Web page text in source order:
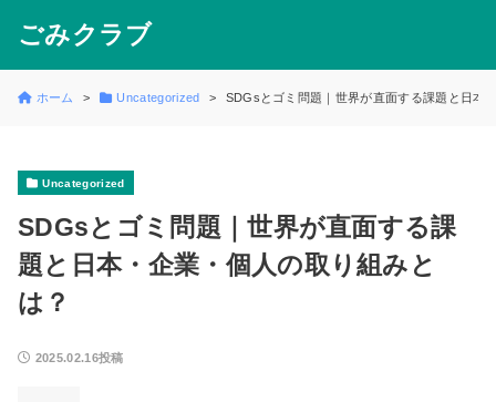
ごみクラブ
ホーム Uncategorized SDGsとゴミ問題｜世界が直面する課題と日本
Uncategorized
SDGsとゴミ問題｜世界が直面する課
題と日本・企業・個人の取り組みと
は？
2025.02.16投稿